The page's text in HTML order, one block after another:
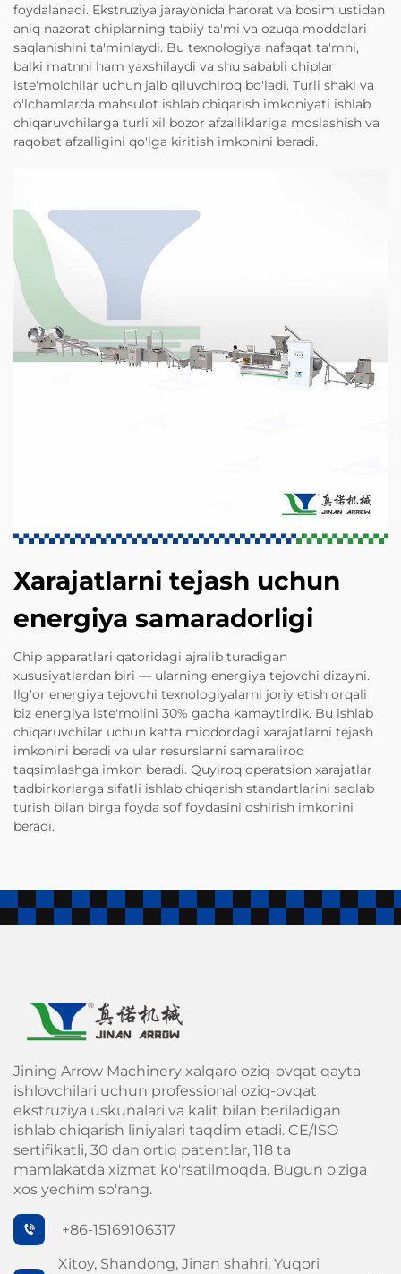
foydalanadi. Ekstruziya jarayonida harorat va bosim ustidan
aniq nazorat chiplarning tabiiy ta'mi va ozuqa moddalari
saqlanishini ta'minlaydi. Bu texnologiya nafaqat ta'mni,
balki matnni ham yaxshilaydi va shu sababli chiplar
iste'molchilar uchun jalb qiluvchiroq bo'ladi. Turli shakl va
o'lchamlarda mahsulot ishlab chiqarish imkoniyati ishlab
chiqaruvchilarga turli xil bozor afzalliklariga moslashish va
raqobat afzalligini qo'lga kiritish imkonini beradi.
Xarajatlarni tejash uchun
energiya samaradorligi
Chip apparatlari qatoridagi ajralib turadigan
xususiyatlardan biri — ularning energiya tejovchi dizayni.
Ilg'or energiya tejovchi texnologiyalarni joriy etish orqali
biz energiya iste'molini 30% gacha kamaytirdik. Bu ishlab
chiqaruvchilar uchun katta miqdordagi xarajatlarni tejash
imkonini beradi va ular resurslarni samaraliroq
taqsimlashga imkon beradi. Quyiroq operatsion xarajatlar
tadbirkorlarga sifatli ishlab chiqarish standartlarini saqlab
turish bilan birga foyda sof foydasini oshirish imkonini
beradi.
Jining Arrow Machinery xalqaro oziq-ovqat qayta
ishlovchilari uchun professional oziq-ovqat
ekstruziya uskunalari va kalit bilan beriladigan
ishlab chiqarish liniyalari taqdim etadi. CE/ISO
sertifikatli, 30 dan ortiq patentlar, 118 ta
mamlakatda xizmat ko'rsatilmoqda. Bugun o'ziga
xos yechim so'rang.
+86-15169106317
Xitoy, Shandong, Jinan shahri, Yuqori